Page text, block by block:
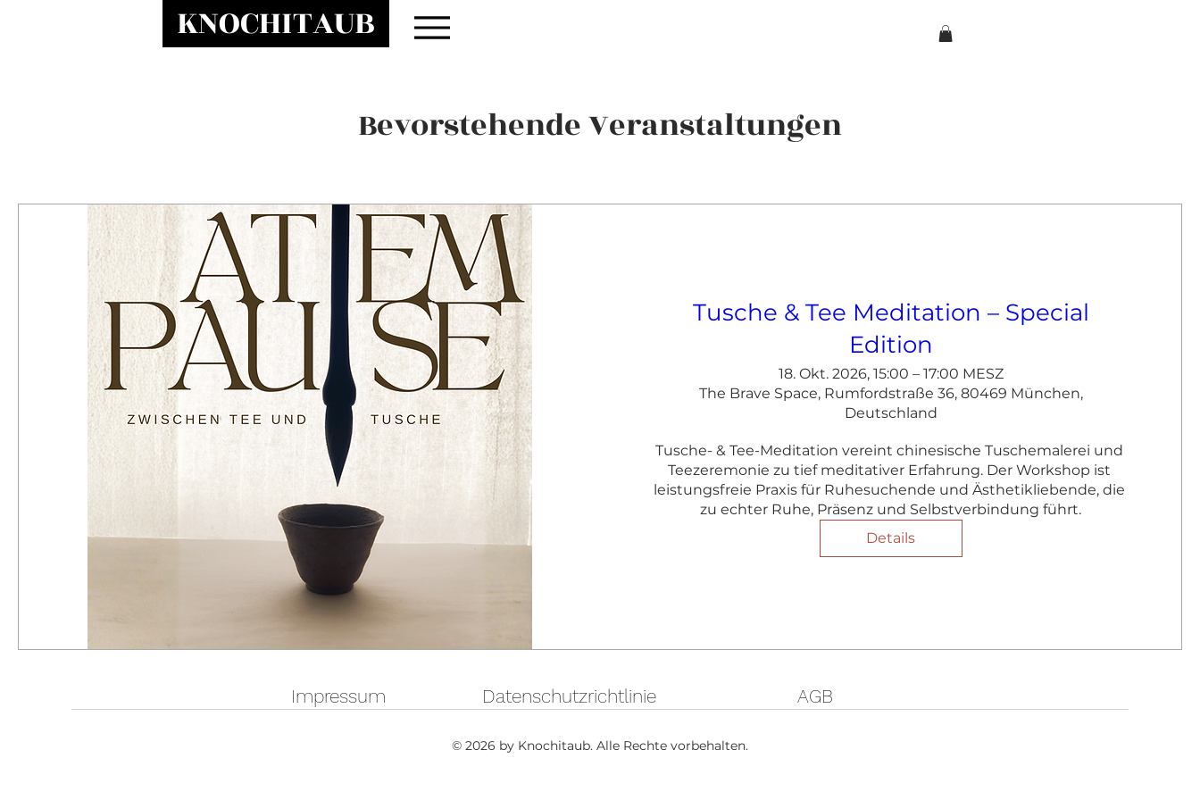
KNOCHITAUB
Bevorstehende Veranstaltungen
Tusche & Tee Meditation – Special
Edition
18. Okt. 2026, 15:00 – 17:00 MESZ
The Brave Space, Rumfordstraße 36, 80469 München,
Deutschland
Tusche- & Tee-Meditation vereint chinesische Tuschemalerei und
Teezeremonie zu tief meditativer Erfahrung. Der Workshop ist
leistungsfreie Praxis für Ruhesuchende und Ästhetikliebende, die
zu echter Ruhe, Präsenz und Selbstverbindung führt.
Details
Impressum Datenschutzrichtlinie AGB
© 2026 by Knochitaub. Alle Rechte vorbehalten.